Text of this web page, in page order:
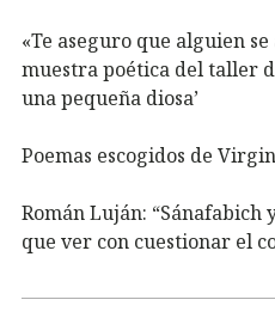
«Te aseguro que alguien
muestra poética del taller
una pequeña diosa’
Poemas escogidos de
Román Luján:
que ver con cuestionar el